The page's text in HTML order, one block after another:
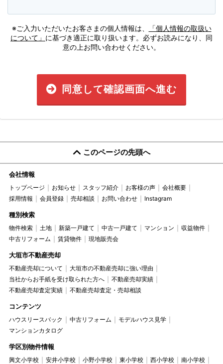
※ご入力いただいたお客さまの個人情報は、
「個人情報の取扱い
について」 に基づき適正に取り扱います。必ずお読みになり、同
意の上お問い合わせください。
同意して確認画面へ進む
このページの先頭へ
会社情報
トップページ お知らせ スタッフ紹介 お客様の声
会社概要
採用情報
会員登録 売却相談 お問い合わせ Instagram
種別検索
物件検索 土地 新築一戸建て 中古一戸建て マンション
収益物件
中古リフォーム
賃貸物件 現地販売会
大垣市不動産売却
不動産売却について
大垣市の不動産売却に強い理由
当社からお手紙を受け取られた方へ
不動産売却実績
不動産売却査定実績
不動産売却査定・売却相談
コンテンツ
ハウスリースバック 中古リフォーム
モデルハウス見学
マンションカタログ
学区別物件情報
興文小学校 安井小学校 小野小学校 東小学校 西小学校
南小学校